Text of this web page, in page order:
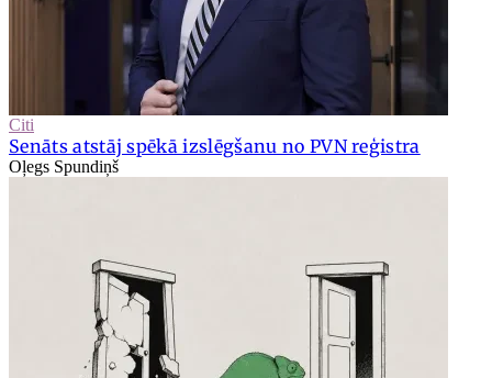
Citi
Senāts atstāj spēkā izslēgšanu no PVN reģistra
Oļegs Spundiņš